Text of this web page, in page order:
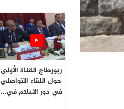
ربورطاج القناة الأولى
حول اللقاء التواصلي
في دور الاعلام في…